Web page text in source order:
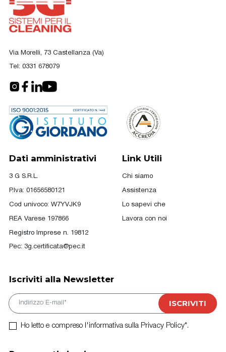
Via Morelli, 73 Castellanza (Va)
Tel: 0331 678079
Dati amministrativi
3 G S.R.L.
P.Iva: 01656580121
Cod univoco: W7YVJK9
REA Varese 197866
Registro Imprese n. 19812
Pec: 3g.certificata@pec.it
Link Utili
Chi siamo
Assistenza
Lo sapevi che
Lavora con noi
Iscriviti alla Newsletter
E-mail
ISCRIVITI
Ho letto e compreso l'informativa sulla Privacy Policy*.